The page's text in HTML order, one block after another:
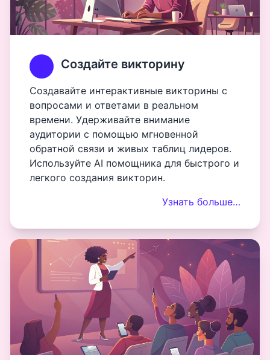
Создайте викторину
Создавайте интерактивные викторины с
вопросами и ответами в реальном
времени. Удерживайте внимание
аудитории с помощью мгновенной
обратной связи и живых таблиц лидеров.
Используйте AI помощника для быстрого и
легкого создания викторин.
Узнать больше…